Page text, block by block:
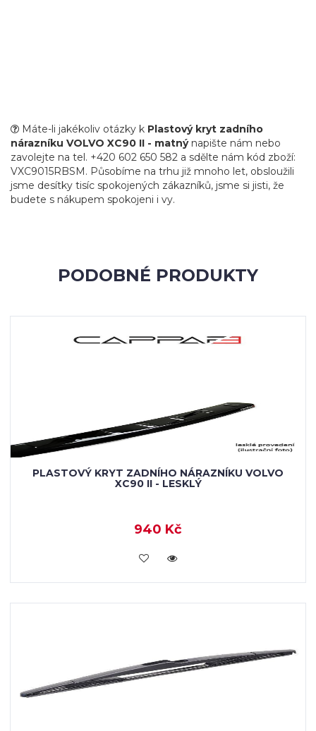
Máte-li jakékoliv otázky k Plastový kryt zadního
nárazníku VOLVO XC90 II - matnýnapište nám nebo
zavolejte na tel. +420 602 650 582 a sdělte nám kód zboží:
VXC9015RBSM. Působíme na trhu již mnoho let, obsloužili
jsme desítky tisíc spokojených zákazníků, jsme si jisti, že
budete s nákupem spokojeni i vy.
PODOBNÉ PRODUKTY
PLASTOVÝ KRYT ZADNÍHO NÁRAZNÍKU VOLVO
XC90 II - LESKLÝ
940 Kč
KOUPIT